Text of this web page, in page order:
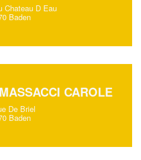
Chateau D Eau
Baden
CAROLE
De Briel
Baden